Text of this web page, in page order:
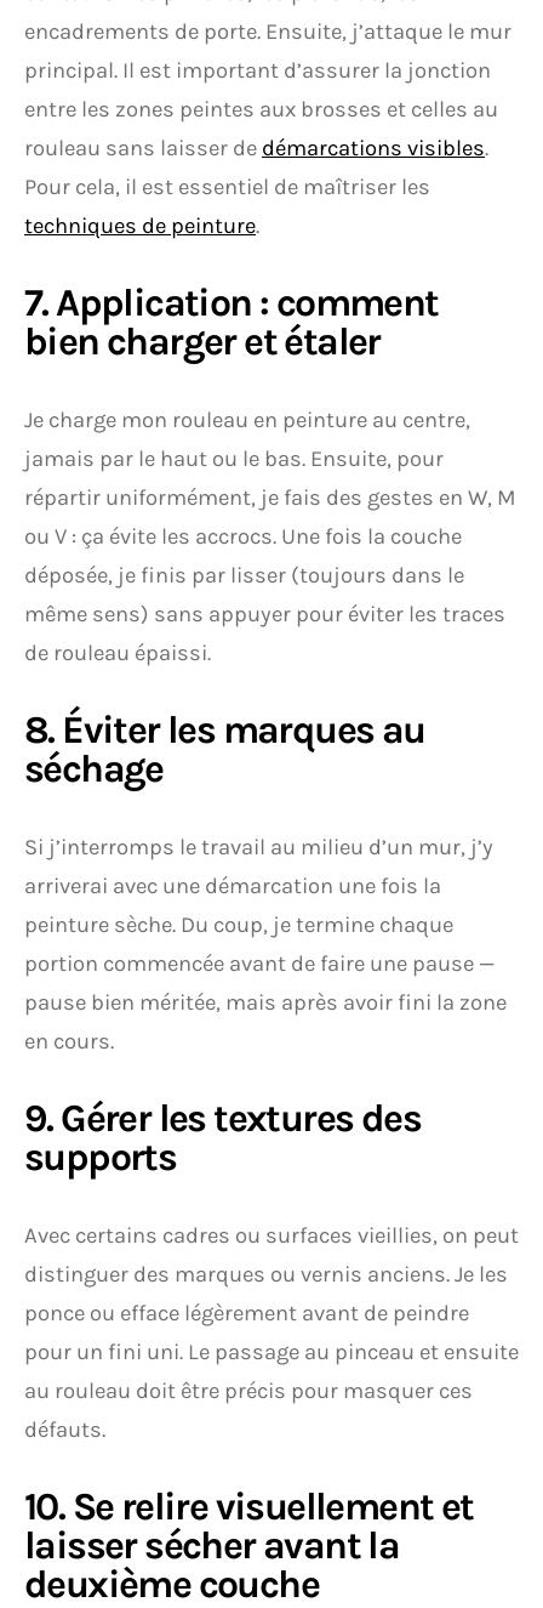
encadrements de porte. Ensuite, j’attaque le mur
principal. Il est important d’assurer la jonction
entre les zones peintes aux brosses et celles au
rouleau sans laisser de démarcations visibles.
Pour cela, il est essentiel de maîtriser les
techniques de peinture.
7. Application : comment
bien charger et étaler
Je charge mon rouleau en peinture au centre,
jamais par le haut ou le bas. Ensuite, pour
répartir uniformément, je fais des gestes en W, M
ou V : ça évite les accrocs. Une fois la couche
déposée, je finis par lisser (toujours dans le
même sens) sans appuyer pour éviter les traces
de rouleau épaissi.
8. Éviter les marques au
séchage
Si j’interromps le travail au milieu d’un mur, j’y
arriverai avec une démarcation une fois la
peinture sèche. Du coup, je termine chaque
portion commencée avant de faire une pause —
pause bien méritée, mais après avoir fini la zone
en cours.
9. Gérer les textures des
supports
Avec certains cadres ou surfaces vieillies, on peut
distinguer des marques ou vernis anciens. Je les
ponce ou efface légèrement avant de peindre
pour un fini uni. Le passage au pinceau et ensuite
au rouleau doit être précis pour masquer ces
défauts.
10. Se relire visuellement et
laisser sécher avant la
deuxième couche